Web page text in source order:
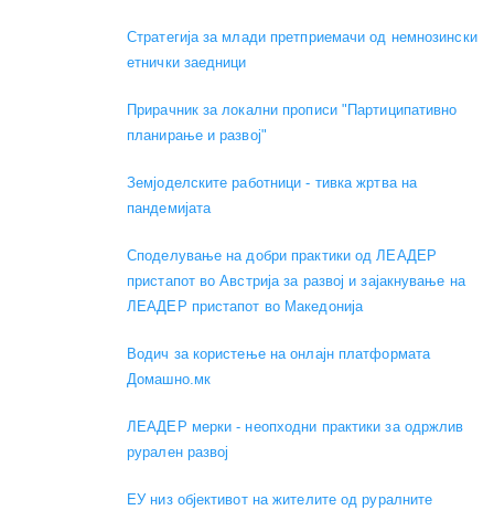
Стратегија за млади претприемачи од немнозински
етнички заедници
Прирачник за локални прописи "Партиципативно
планирање и развој"
Земјоделските работници - тивка жртва на
пандемијата
Споделување на добри практики од ЛЕАДЕР
пристапот во Австрија за развој и зајакнување на
ЛЕАДЕР пристапот во Македонија
Водич за користење на онлајн платформата
Домашно.мк
ЛЕАДЕР мерки - неопходни практики за одржлив
рурален развој
ЕУ низ објективот на жителите од руралните